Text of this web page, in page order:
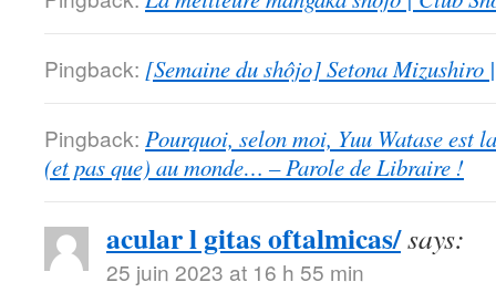
Pingback: [Semaine du shôjo] Setona Mizushiro
Pingback: Pourquoi, selon moi, Yuu Watase est
(et pas que) au monde… – Parole de Libraire !
acular l gitas oftalmicas/says:
25 juin 2023 at 16 h 55 min